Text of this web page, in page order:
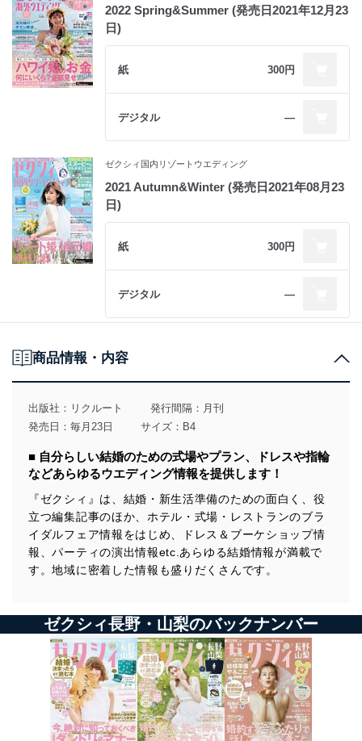
2022 Spring&Summer (発売日2021年12月23
日)
紙 300円
デジタル ―
ゼクシィ国内リゾートウエディング
2021 Autumn&Winter (発売日2021年08月23
日)
紙 300円
デジタル ―
商品情報・内容
出版社： リクルート
発行間隔：月刊
発売日：毎月23日
サイズ：B4
■ 自分らしい結婚のための式場やプラン、ドレスや指輪
などあらゆるウエディング情報を提供します！
『ゼクシィ』は、結婚・新生活準備のための面白く、役
立つ編集記事のほか、ホテル・式場・レストランのブラ
イダルフェア情報をはじめ、ドレス＆ブーケショップ情
報、パーティの演出情報etc.あらゆる結婚情報が満載で
す。地域に密着した情報も盛りだくさんです。
ゼクシィ長野・山梨のバックナンバー